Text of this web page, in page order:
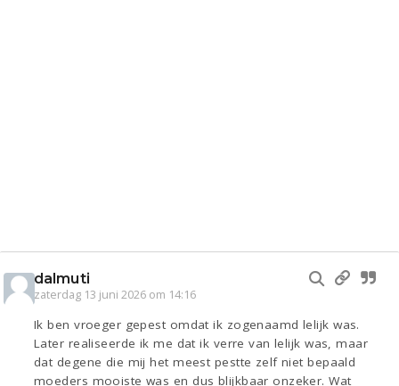
dalmuti
zaterdag 13 juni 2026 om 14:16
Ik ben vroeger gepest omdat ik zogenaamd lelijk was.
Later realiseerde ik me dat ik verre van lelijk was, maar
dat degene die mij het meest pestte zelf niet bepaald
moeders mooiste was en dus blijkbaar onzeker. Wat